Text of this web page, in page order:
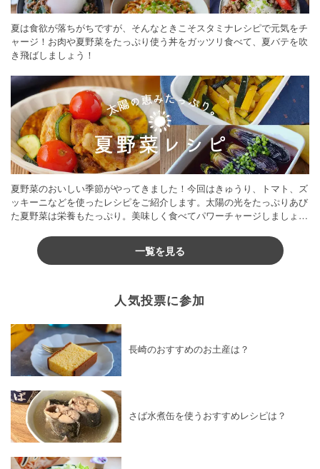
夏は食欲が落ちがちですが、そんなときこそスタミナレシピで元気をチ
ャージ！お肉や夏野菜をたっぷり使う丼をガッツリ食べて、夏バテを吹
き飛ばしましょう！
夏野菜のおいしい季節がやってきました！今回はきゅうり、トマト、ズ
ッキーニなどを使ったレシピをご紹介します。太陽の光をたっぷりあび
た夏野菜は栄養もたっぷり。美味しく食べてパワーチャージしましょう
一覧を見る
人気投票に参加
長崎のおすすめのお土産は？
さば水煮缶を使うおすすめレシピは？